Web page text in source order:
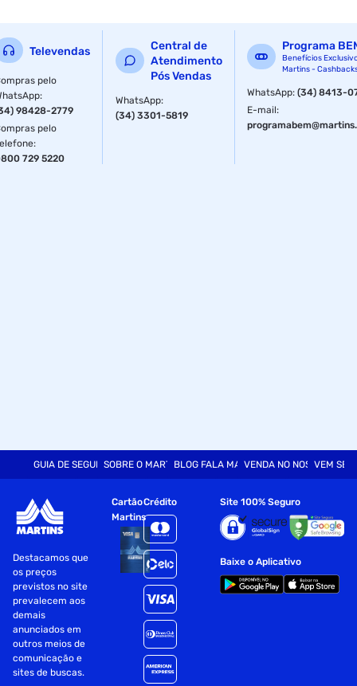
Televendas
pelo
:
98428-2779
pelo
:
729 5220
Central de
Atendimento
Pós Vendas
WhatsApp:
(34) 3301-5819
Programa
Benefícios
Martins -
WhatsApp:(34) 8413-
E-mail:
GUIA DE SEGURANÇASOBRE O MARTINSBLOG FALA MARTVENDA NO NOSSO SITE
VEM SER
Destacamos que
os preços
previstos no site
prevalecem aos
demais
anunciados em
outros meios de
comunicação e
sites de buscas.
Cartão
Martins
Crédito Site 100% Seguro
Baixe o Aplicativo